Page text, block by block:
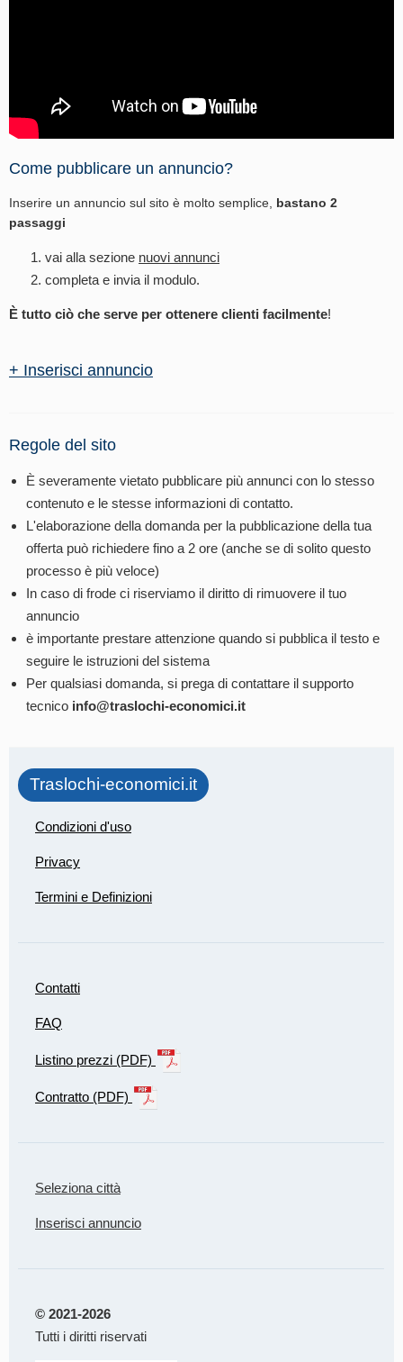
Come pubblicare un annuncio?
Inserire un annuncio sul sito è molto semplice, bastano 2
passaggi
vai alla sezione nuovi annunci
completa e invia il modulo.
È tutto ciò che serve per ottenere clienti facilmente!
+ Inserisci annuncio
Regole del sito
È severamente vietato pubblicare più annunci con lo stesso
contenuto e le stesse informazioni di contatto.
L'elaborazione della domanda per la pubblicazione della tua
offerta può richiedere fino a 2 ore (anche se di solito questo
processo è più veloce)
In caso di frode ci riserviamo il diritto di rimuovere il tuo
annuncio
è importante prestare attenzione quando si pubblica il testo e
seguire le istruzioni del sistema
Per qualsiasi domanda, si prega di contattare il supporto
tecnico info@traslochi-economici.it
Traslochi-economici.it
Condizioni d'uso
Privacy
Termini e Definizioni
Contatti
FAQ
Listino prezzi (PDF)
Contratto (PDF)
Seleziona città
Inserisci annuncio
© 2021-2026
Tutti i diritti riservati